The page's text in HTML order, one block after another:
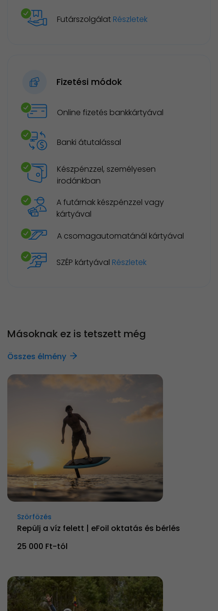
Futárszolgálat Részletek
Fizetési módok
Online fizetés bankkártyával
Banki átutalással
Készpénzzel, személyesen
irodánkban
A futárnak készpénzzel vagy
kártyával
A csomagautomatánál kártyával
SZÉP kártyával Részletek
Másoknak ez is tetszett még
Összes élmény
Szörfözés
Repülj a víz felett | eFoil oktatás és bérlés
25 000 Ft-tól